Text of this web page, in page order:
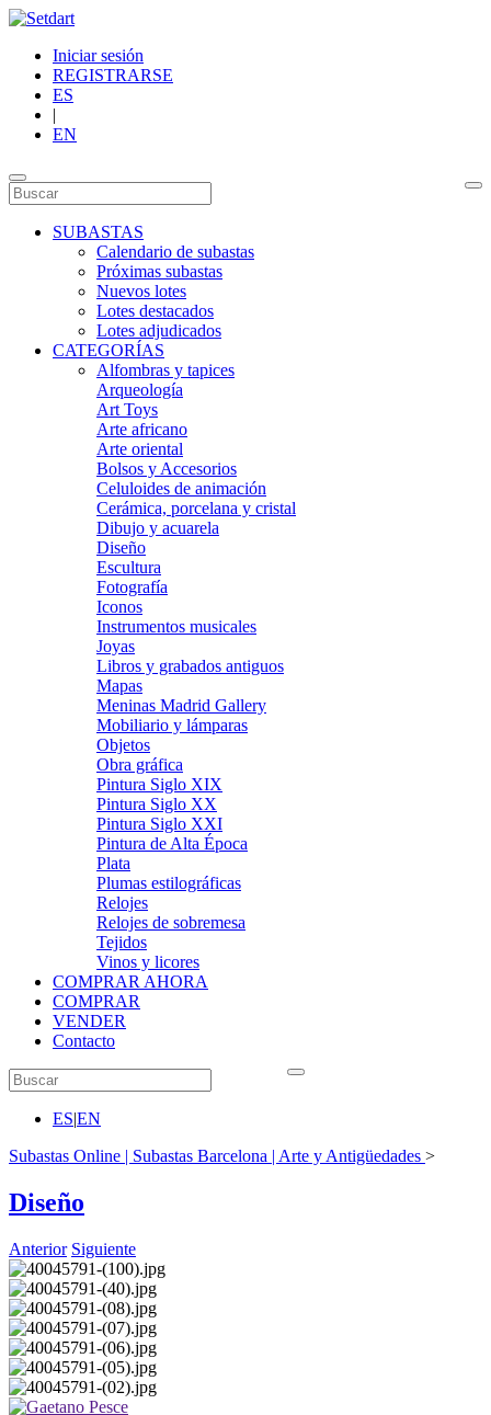
Iniciar sesión
REGISTRARSE
ES
|
EN
SUBASTAS
Calendario de subastas
Próximas subastas
Nuevos lotes
Lotes destacados
Lotes adjudicados
CATEGORÍAS
Alfombras y tapices
Arqueología
Art Toys
Arte africano
Arte oriental
Bolsos y Accesorios
Celuloides de animación
Cerámica, porcelana y cristal
Dibujo y acuarela
Diseño
Escultura
Fotografía
Iconos
Instrumentos musicales
Joyas
Libros y grabados antiguos
Mapas
Meninas Madrid Gallery
Mobiliario y lámparas
Objetos
Obra gráfica
Pintura Siglo XIX
Pintura Siglo XX
Pintura Siglo XXI
Pintura de Alta Época
Plata
Plumas estilográficas
Relojes
Relojes de sobremesa
Tejidos
Vinos y licores
COMPRAR AHORA
COMPRAR
VENDER
Contacto
ES|EN
Subastas Online | Subastas Barcelona | Arte y Antigüedades >
Diseño
Anterior Siguiente